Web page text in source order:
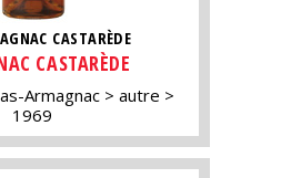
CASTARÈDE
CASTARÈDE
Armagnac
autre
1969